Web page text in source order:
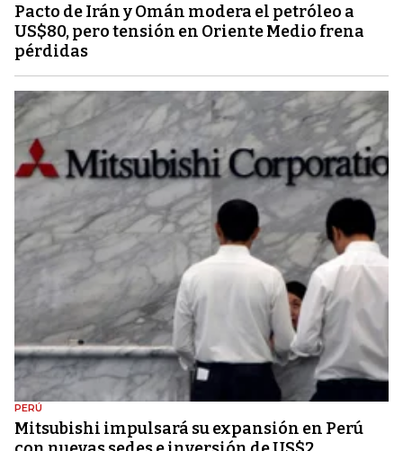
Pacto de Irán y Omán modera el petróleo a
US$80, pero tensión en Oriente Medio frena
pérdidas
PERÚ
Mitsubishi impulsará su expansión en Perú